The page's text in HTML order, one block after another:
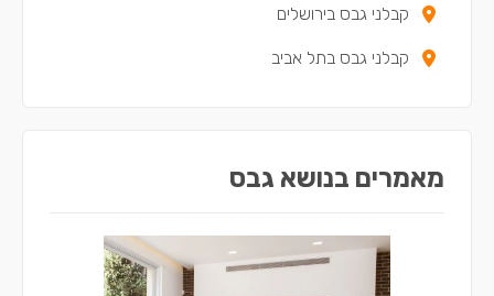
קבלני גבס ביקנעם עילית
קבלני גבס בטירת כרמל
קבלני גבס בבית שאן
קבלני גבס בשפרעם
קבלני גבס בסח'נין
קבלני גבס בירושלים
קבלני גבס בתל אביב
מאמרים בנושא גבס